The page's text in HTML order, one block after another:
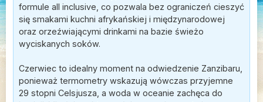
formule all inclusive, co pozwala bez ograniczeń cieszyć
się smakami kuchni afrykańskiej i międzynarodowej
oraz orzeźwiającymi drinkami na bazie świeżo
wyciskanych soków.
Czerwiec to idealny moment na odwiedzenie Zanzibaru,
ponieważ termometry wskazują wówczas przyjemne
29 stopni Celsjusza, a woda w oceanie zachęca do